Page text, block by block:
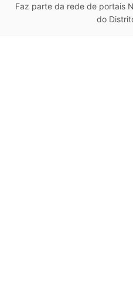
Faz parte da rede de portais
do